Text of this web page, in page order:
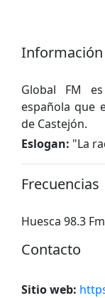
Información
Global FM
española que
de Castejón.
Eslogan: "La
Frecuencias
Huesca 98.3 Fm
Contacto
Sitio web: